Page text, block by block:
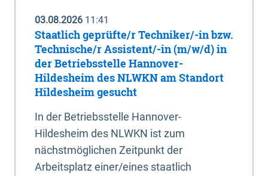
03.08.2026 11:41
Staatlich geprüfte/r Techniker/-in bzw.
Technische/r Assistent/-in (m/w/d) in
der Betriebsstelle Hannover-
Hildesheim des NLWKN am Standort
Hildesheim gesucht
In der Betriebsstelle Hannover-
Hildesheim des NLWKN ist zum
nächstmöglichen Zeitpunkt der
Arbeitsplatz einer/eines staatlich